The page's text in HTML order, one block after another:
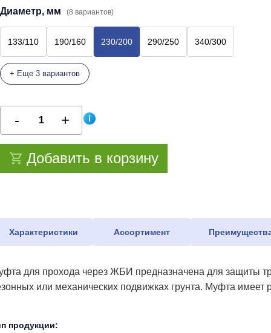
Диаметр, мм (8 вариантов)
133/110 190/160 230/200 290/250 340/300
+ Еще 3 вариантов
Добавить в корзину
Характеристики Ассортимент
для прохода через ЖБИ предназначена для защиты
или механических подвижках грунта. Муфта
продукции: